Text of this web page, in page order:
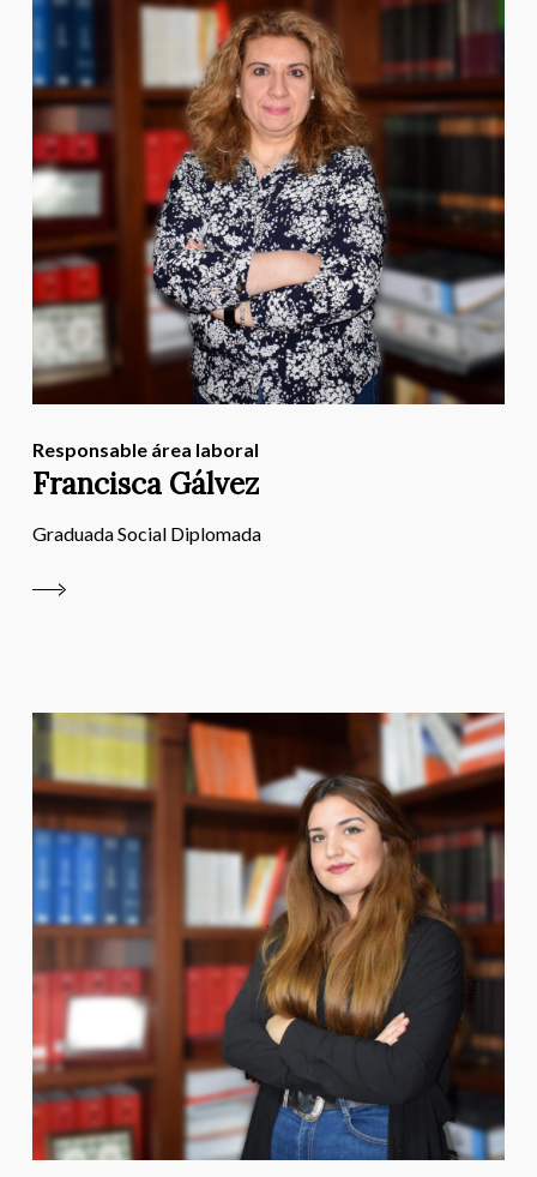
Responsable área laboral
Francisca Gálvez
Graduada Social Diplomada